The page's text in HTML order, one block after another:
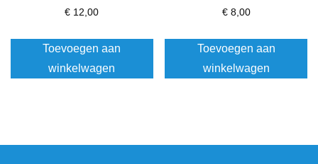
€ 12,00
Toevoegen aan
winkelwagen
€8,00
Toevoegen aan
winkelwagen